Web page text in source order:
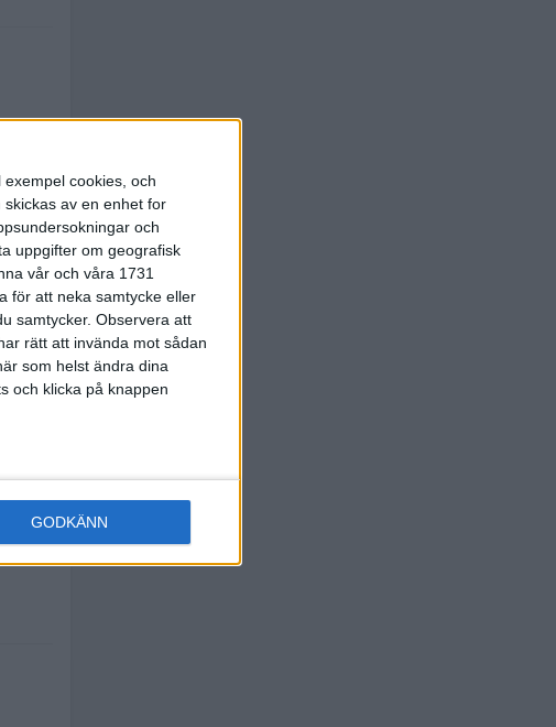
cookies, och
av en enhet for
och
uppgifter om geografisk
vår och våra 1731
för att neka samtycke eller
samtycker. Observera att
rätt att invända mot sådan
som helst ändra dina
och klicka på knappen
GODKÄNN